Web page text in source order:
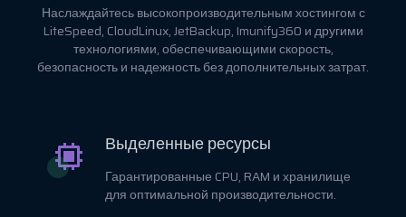
Наслаждайтесь высокопроизводительным хостингом с
LiteSpeed, CloudLinux, JetBackup, Imunify360 и другими
технологиями, обеспечивающими скорость,
безопасность и надежность без дополнительных затрат.
Выделенные ресурсы
Гарантированные CPU, RAM и хранилище
для оптимальной производительности.